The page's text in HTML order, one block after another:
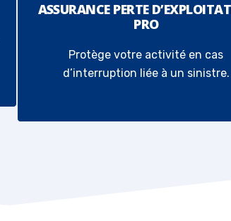
ASSURANCE PERTE
PRO
Protège votre activité en cas
d’interruption liée à un sinistre.